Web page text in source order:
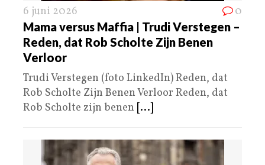
6 juni 2026 0
Mama versus Maffia | Trudi Verstegen –
Reden, dat Rob Scholte Zijn Benen
Verloor
Trudi Verstegen (foto LinkedIn) Reden, dat
Rob Scholte Zijn Benen Verloor Reden, dat
Rob Scholte zijn benen [...]